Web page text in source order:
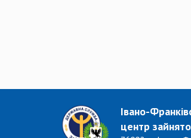
Івано-
центр